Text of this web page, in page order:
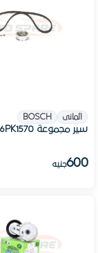
المانى BOSCH
سير مجموعة 6PK1570 اودي A4
600جنيه